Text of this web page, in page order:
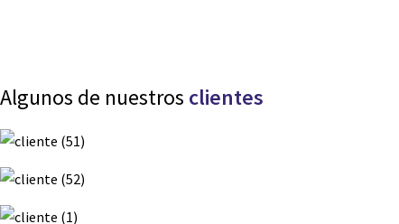
Algunos de nuestros clientes